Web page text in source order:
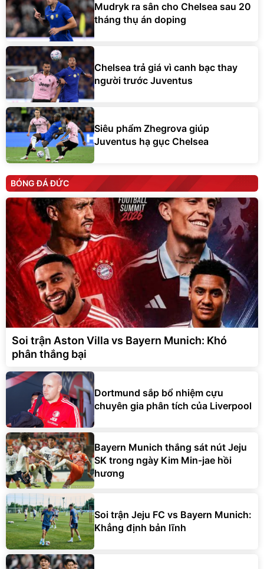
Mudryk ra sân cho Chelsea sau 20
tháng thụ án doping
Chelsea trả giá vì canh bạc thay
người trước Juventus
Siêu phẩm Zhegrova giúp
Juventus hạ gục Chelsea
BÓNG ĐÁ ĐỨC
Soi trận Aston Villa vs Bayern Munich: Khó
phân thắng bại
Dortmund sắp bổ nhiệm cựu
chuyên gia phân tích của Liverpool
Bayern Munich thắng sát nút Jeju
SK trong ngày Kim Min-jae hồi
hương
Soi trận Jeju FC vs Bayern Munich:
Khẳng định bản lĩnh